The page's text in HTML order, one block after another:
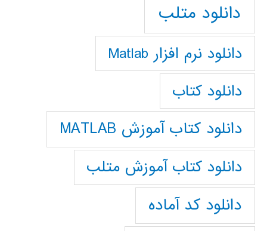
دانلود متلب
دانلود نرم افزار Matlab
دانلود کتاب
دانلود کتاب آموزش MATLAB
دانلود کتاب آموزش متلب
دانلود کد آماده